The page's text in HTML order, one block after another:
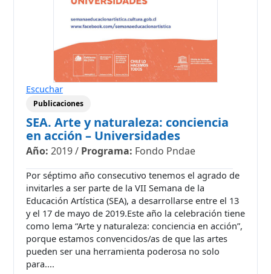
Escuchar
Publicaciones
SEA. Arte y naturaleza: conciencia
en acción – Universidades
Año: 2019/ Programa: Fondo Pndae
Por séptimo año consecutivo tenemos el agrado de
invitarles a ser parte de la VII Semana de la
Educación Artística (SEA), a desarrollarse entre el 13
y el 17 de mayo de 2019.Este año la celebración tiene
como lema “Arte y naturaleza: conciencia en acción”,
porque estamos convencidos/as de que las artes
pueden ser una herramienta poderosa no solo
para....